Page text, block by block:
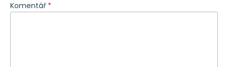
Komentář *